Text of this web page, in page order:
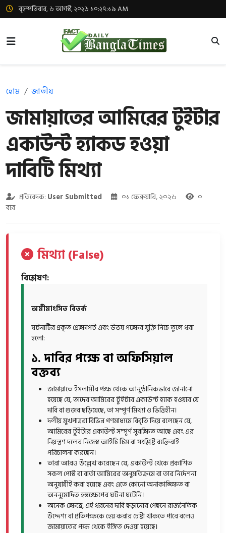
বৃহস্পতিবার, ৬ আগস্ট, ২০২৬ ১০:২৭:২০ AM
হোম জাতীয়
জামায়াতের আমিরের টুইটার
একাউন্ট হ্যাকড হওয়া
দাবিটি মিথ্যা
প্রতিবেদক: User Submitted ০১ ফেব্রুয়ারি, ২০২৬
০
বার
মিথ্যা (False)
বিশ্লেষণ:
অমীমাংসিত বিতর্ক
ঘটনাটির প্রকৃত প্রেক্ষাপট এবং উভয় পক্ষের যুক্তি নিচে তুলে ধরা
হলো:
১. দাবির পক্ষে বা অফিসিয়াল
বক্তব্য
জামায়াতে ইসলামীর পক্ষ থেকে আনুষ্ঠানিকভাবে জানানো
হয়েছে যে, তাদের আমিরের টুইটার একাউন্ট হ্যাক হওয়ার যে
দাবি বা গুজব ছড়িয়েছে, তা সম্পূর্ণ মিথ্যা ও ভিত্তিহীন।
দলীয় মুখপাত্ররা বিভিন্ন গণমাধ্যমে বিবৃতি দিয়ে বলেছেন যে,
আমিরের টুইটার একাউন্ট সম্পূর্ণ সুরক্ষিত আছে এবং এর
নিয়ন্ত্রণ দলের নিজস্ব আইটি টিম বা সংশ্লিষ্ট ব্যক্তিরাই
পরিচালনা করছেন।
তারা আরও উল্লেখ করেছেন যে, একাউন্ট থেকে প্রকাশিত
সকল পোস্ট বা বার্তা আমিরের অনুমতিক্রমে বা তার নির্দেশনা
অনুযায়ীই করা হয়েছে এবং এতে কোনো অনাকাঙ্ক্ষিত বা
অননুমোদিত হস্তক্ষেপের ঘটনা ঘটেনি।
অনেক ক্ষেত্রে, এই ধরনের দাবি ছড়ানোর পেছনে রাজনৈতিক
উদ্দেশ্য বা প্রতিপক্ষকে হেয় করার চেষ্টা থাকতে পারে বলেও
জামায়াতের পক্ষ থেকে ইঙ্গিত দেওয়া হয়েছে।